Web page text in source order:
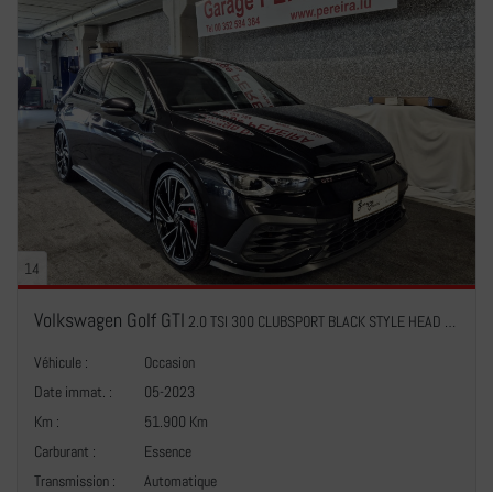
14
Volkswagen Golf GTI 2.0 TSI 300 CLUBSPORT BLACK STYLE HEAD UP HARMAN KARDON PANO CUIR NAVI
Véhicule :
Occasion
Date immat. :
05-2023
Km :
51.900 Km
Carburant :
Essence
Transmission :
Automatique